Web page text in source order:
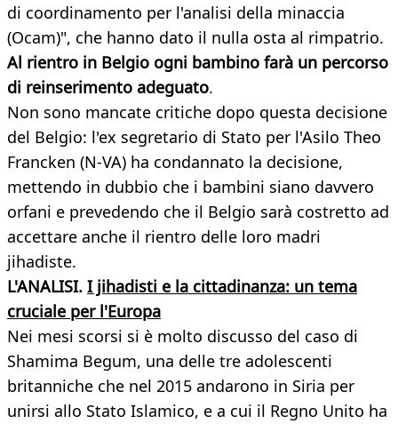
di coordinamento per l'analisi della minaccia
(Ocam)", che hanno dato il nulla osta al rimpatrio.
Al rientro in Belgio ogni bambino farà un percorso
di reinserimento adeguato.
Non sono mancate critiche dopo questa decisione
del Belgio: l'ex segretario di Stato per l'Asilo Theo
Francken (N-VA) ha condannato la decisione,
mettendo in dubbio che i bambini siano davvero
orfani e prevedendo che il Belgio sarà costretto ad
accettare anche il rientro delle loro madri
jihadiste.
L'ANALISI. I jihadisti e la cittadinanza: un tema
cruciale per l'Europa
Nei mesi scorsi si è molto discusso del caso di
Shamima Begum, una delle tre adolescenti
britanniche che nel 2015 andarono in Siria per
unirsi allo Stato Islamico, e a cui il Regno Unito ha